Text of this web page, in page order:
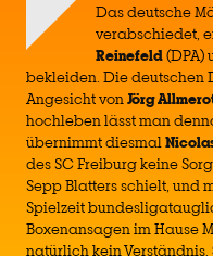
Das deutsche
verabschiedet,
Reinefeld(DPA)
bekleiden. Die deutschen
Angesicht vonJörg
hochleben lässt man
übernimmt diesmal
des SC Freiburg keine
Sepp Blatters schielt, und
Spielzeit
Boxenansagen im Hause
natürlich kein Verständnis,